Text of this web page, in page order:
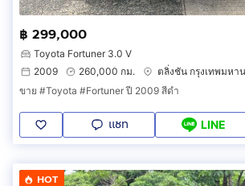
฿ 299,000
Toyota Fortuner 3.0 V
2009
260,000 กม.
ตลิ่งชัน กรุงเทพมหา
ขาย #Toyota #Fortuner ปี 2009 สีดำ
แชท LINE
HOT